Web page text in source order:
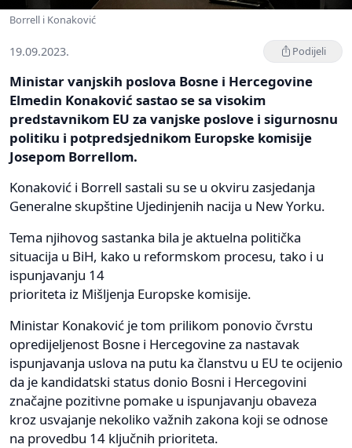
Borrell i Konaković
19.09.2023. Podijeli
Ministar vanjskih poslova Bosne i Hercegovine
Elmedin Konaković sastao se sa visokim
predstavnikom EU za vanjske poslove i sigurnosnu
politiku i potpredsjednikom Europske komisije
Josepom Borrellom.
Konaković i Borrell sastali su se u okviru zasjedanja
Generalne skupštine Ujedinjenih nacija u New Yorku.
Tema njihovog sastanka bila je aktuelna politička
situacija u BiH, kako u reformskom procesu, tako i u
ispunjavanju 14
prioriteta iz Mišljenja Europske komisije.
Ministar Konaković je tom prilikom ponovio čvrstu
opredijeljenost Bosne i Hercegovine za nastavak
ispunjavanja uslova na putu ka članstvu u EU te ocijenio
da je kandidatski status donio Bosni i Hercegovini
značajne pozitivne pomake u ispunjavanju obaveza
kroz usvajanje nekoliko važnih zakona koji se odnose
na provedbu 14 ključnih prioriteta.